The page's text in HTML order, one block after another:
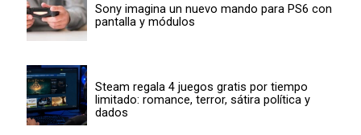
Sony imagina un nuevo mando para PS6 con
pantalla y módulos
Steam regala 4 juegos gratis por tiempo
limitado: romance, terror, sátira política y
dados